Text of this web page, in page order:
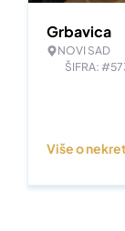
Grbavica
NOVI SAD
ŠIFRA:
Više o